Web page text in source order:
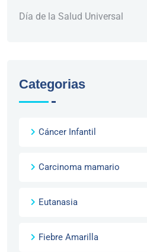
Día de la Salud Universal
Categorias
Cáncer Infantil
Carcinoma mamario
Eutanasia
Fiebre Amarilla